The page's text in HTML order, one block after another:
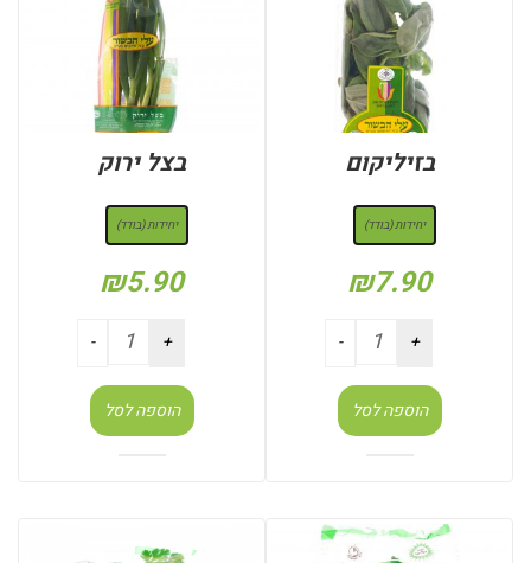
בזיליקום
יחידות (בודד)
₪7.90
הוספה לסל
בצל ירוק
יחידות (בודד)
₪5.90
הוספה לסל